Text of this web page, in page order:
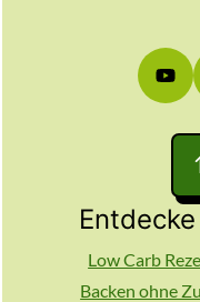
Entdecke
Low Carb
Backen ohne